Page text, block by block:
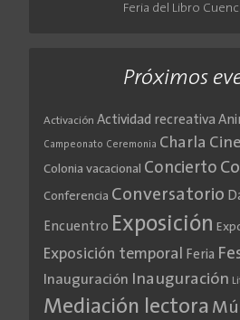
Feria del Libro
Próximos
Activación Actividad recreativa
Campeonato Ceremonia Charla Cine
Colonia vacacional Concierto
Conferencia Conversatorio
Encuentro Exposición
Exposición temporal Feria
Inauguración Inauguración
Mediación lectora